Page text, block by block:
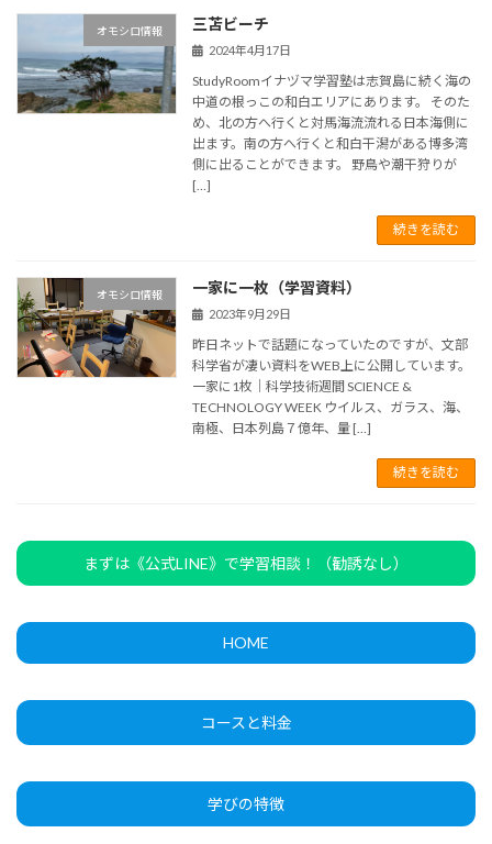
オモシロ情報 三苫ビーチ
2024年4月17日
StudyRoomイナヅマ学習塾は志賀島に続く海の
中道の根っこの和白エリアにあります。 そのた
め、北の方へ行くと対馬海流流れる日本海側に
出ます。南の方へ行くと和白干潟がある博多湾
側に出ることができます。 野鳥や潮干狩りが
[…]
続きを読む
オモシロ情報 一家に一枚（学習資料）
2023年9月29日
昨日ネットで話題になっていたのですが、文部
科学省が凄い資料をWEB上に公開しています。
一家に1枚｜科学技術週間 SCIENCE &
TECHNOLOGY WEEK ウイルス、ガラス、海、
南極、日本列島７億年、量 […]
続きを読む
まずは《公式LINE》で学習相談！（勧誘なし）
HOME
コースと料金
学びの特徴